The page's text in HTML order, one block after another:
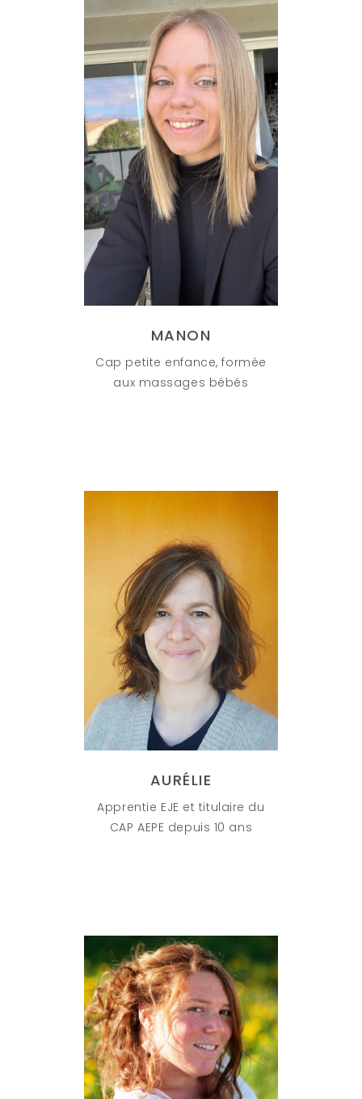
MANON
Cap petite enfance, formée
aux massages bébés
AURÉLIE
Apprentie EJE et titulaire du
CAP AEPE depuis 10 ans